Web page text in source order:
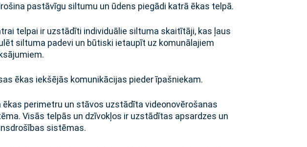
pastāvīgu siltumu un ūdens piegādi katrā ēkas telpā.
telpai ir uzstādīti individuālie siltuma skaitītāji, kas ļaus
siltuma padevi un būtiski ietaupīt uz komunālajiem
ēkas iekšējās komunikācijas pieder īpašniekam.
ēkas perimetru un stāvos uzstādīta videonovērošanas
Visās telpās un dzīvokļos ir uzstādītas apsardzes un
sistēmas.